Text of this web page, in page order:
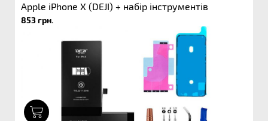
Apple iPhone X (DEJI) + набір інструментів
853 грн.